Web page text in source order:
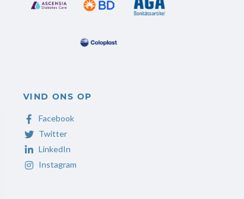
VIND ONS OP
Facebook
Twitter
LinkedIn
Instagram